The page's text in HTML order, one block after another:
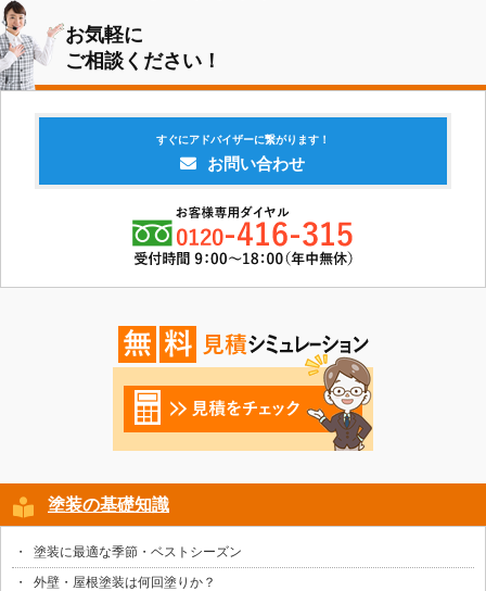
お気軽に
ご相談ください！
すぐにアドバイザーに繋がります！
お問い合わせ
塗装の基礎知識
塗装に最適な季節・ベストシーズン
外壁・屋根塗装は何回塗りか？